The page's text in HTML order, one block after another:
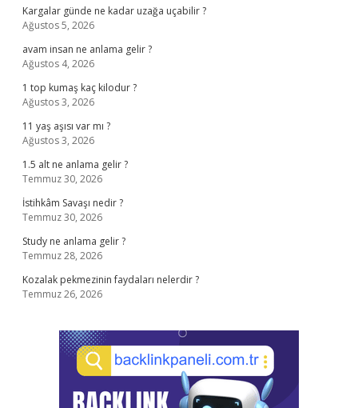
Kargalar günde ne kadar uzağa uçabilir ?
Ağustos 5, 2026
avam insan ne anlama gelir ?
Ağustos 4, 2026
1 top kumaş kaç kilodur ?
Ağustos 3, 2026
11 yaş aşısı var mı ?
Ağustos 3, 2026
1.5 alt ne anlama gelir ?
Temmuz 30, 2026
İstihkâm Savaşı nedir ?
Temmuz 30, 2026
Study ne anlama gelir ?
Temmuz 28, 2026
Kozalak pekmezinin faydaları nelerdir ?
Temmuz 26, 2026